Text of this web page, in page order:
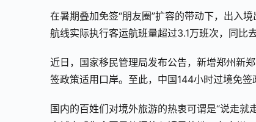
在暑期叠加免签“朋友圈”扩容的带动下，出入
航线实际执行客运航班量超过3.1万班次，同比
近日，国家移民管理局发布公告，新增郑州新
签政策适用口岸。至此，中国144小时过境免签
国内的百姓们对境外旅游的热衷可谓是“说走就